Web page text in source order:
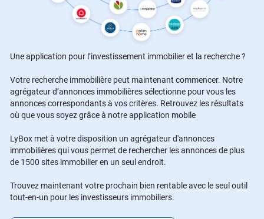
Une application pour l’investissement immobilier et la recherche ?
Votre recherche immobilière peut maintenant commencer. Notre
agrégateur d’annonces immobilières sélectionne pour vous les
annonces correspondants à vos critères. Retrouvez les résultats
où que vous soyez grâce à notre application mobile
LyBox met à votre disposition un agrégateur d'annonces
immobilières qui vous permet de rechercher les annonces de plus
de 1500 sites immobilier en un seul endroit.
Trouvez maintenant votre prochain bien rentable avec le seul outil
tout-en-un pour les investisseurs immobiliers.